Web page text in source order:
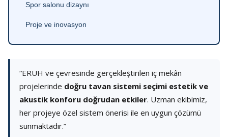
Spor salonu dizaynı
Proje ve inovasyon
“ERUH ve çevresinde gerçekleştirilen iç mekân
projelerinde doğru tavan sistemi seçimi estetik ve
akustik konforu doğrudan etkiler. Uzman ekibimiz,
her projeye özel sistem önerisi ile en uygun çözümü
sunmaktadır.”